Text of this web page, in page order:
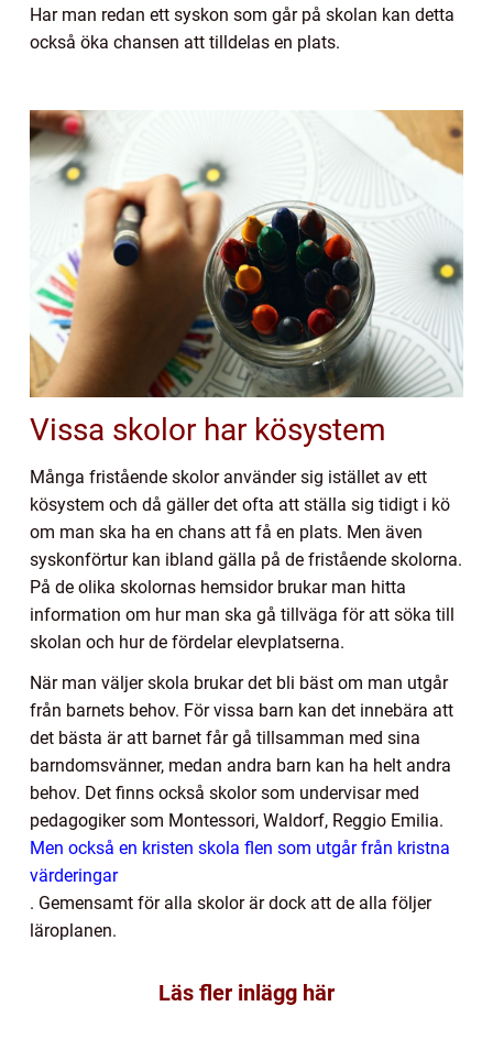
Har man redan ett syskon som går på skolan kan detta
också öka chansen att tilldelas en plats.
Vissa skolor har kösystem
Många fristående skolor använder sig istället av ett
kösystem och då gäller det ofta att ställa sig tidigt i kö
om man ska ha en chans att få en plats. Men även
syskonförtur kan ibland gälla på de fristående skolorna.
På de olika skolornas hemsidor brukar man hitta
information om hur man ska gå tillväga för att söka till
skolan och hur de fördelar elevplatserna.
När man väljer skola brukar det bli bäst om man utgår
från barnets behov. För vissa barn kan det innebära att
det bästa är att barnet får gå tillsamman med sina
barndomsvänner, medan andra barn kan ha helt andra
behov. Det finns också skolor som undervisar med
pedagogiker som Montessori, Waldorf, Reggio Emilia.
Men också en kristen skola flen som utgår från kristna
värderingar
. Gemensamt för alla skolor är dock att de alla följer
läroplanen.
Läs fler inlägg här